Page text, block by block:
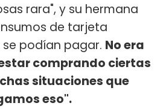
rara", y su hermana
de tarjeta
podían pagar. No era
comprando ciertas
situaciones que
eso".